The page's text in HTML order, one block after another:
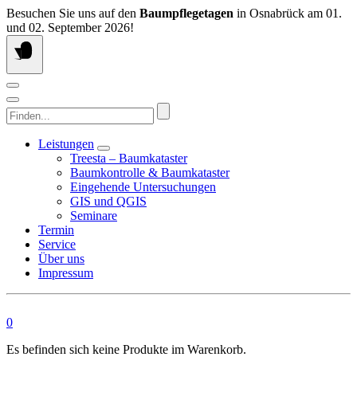
Springen
Sie
zum
Inhalt
Besuchen Sie uns auf den Baumpflegetagen in Osnabrück am 01.
und 02. September 2026!
Finden...
Leistungen
Treesta – Baumkataster
Baumkontrolle & Baumkataster
Eingehende Untersuchungen
GIS und QGIS
Seminare
Termin
Service
Über uns
Impressum
0
Es befinden sich keine Produkte im Warenkorb.